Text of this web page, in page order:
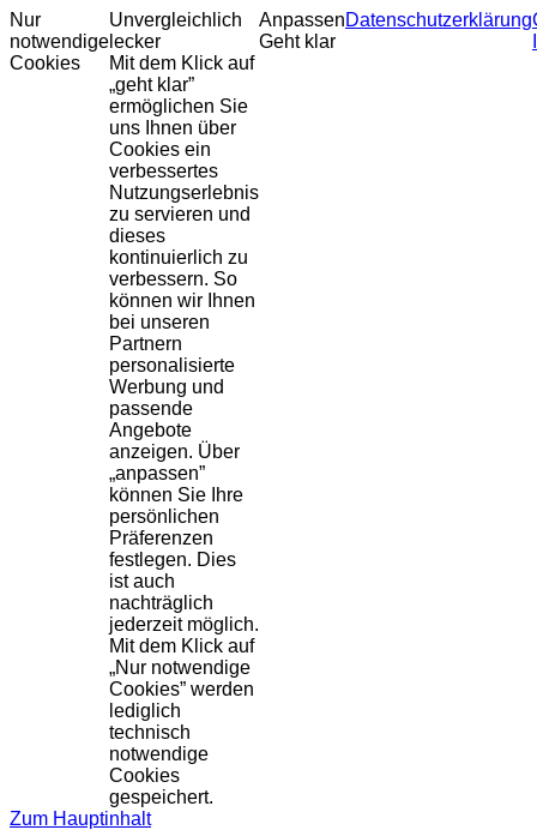
Nur
notwendige
Cookies
Unvergleichlich
lecker
Mit dem Klick auf
„geht klar”
ermöglichen Sie
uns Ihnen über
Cookies ein
verbessertes
Nutzungserlebnis
zu servieren und
dieses
kontinuierlich zu
verbessern. So
können wir Ihnen
bei unseren
Partnern
personalisierte
Werbung und
passende
Angebote
anzeigen. Über
„anpassen”
können Sie Ihre
persönlichen
Präferenzen
festlegen. Dies
ist auch
nachträglich
jederzeit möglich.
Mit dem Klick auf
„Nur notwendige
Cookies” werden
lediglich
technisch
notwendige
Cookies
gespeichert.
Anpassen
Geht klar
Datenschutzerklärung
Zum Hauptinhalt